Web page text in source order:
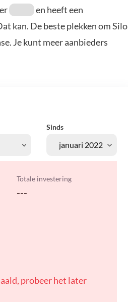
en heeft een
kan. De beste plekken om Silo
Je kunt meer aanbieders
Sinds
Totale investering
---
probeer het later